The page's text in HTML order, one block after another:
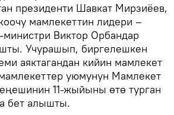
президенти Шавкат Мирзиёев,
мамлекеттин лидери –
Виктор Орбандар
Учурашып, биргелешкен
аяктагандан кийин мамлекет
уюмунун Мамлекет
11-жыйыны өтө турган
бет алышты.